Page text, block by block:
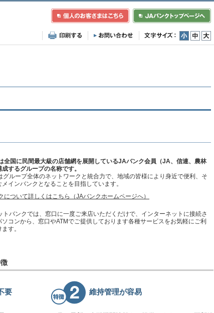
小 中 大
全国に民間最大級の店舗網を展開しているJAバンク会員（JA、信連、農林
するグループの名称です。
グループ全体のネットワークと統合力で、地域の皆様により身近で便利、そ
メインバンクとなることを目指しています。
について詳しくはこちら（JAバンクホームページへ）
トバンクでは、窓口に一度ご来店いただくだけで、インターネットに接続さ
ソコンから、窓口やATMでご提供しております各種サービスをお気軽にご利
す。
要 維持管理が容易